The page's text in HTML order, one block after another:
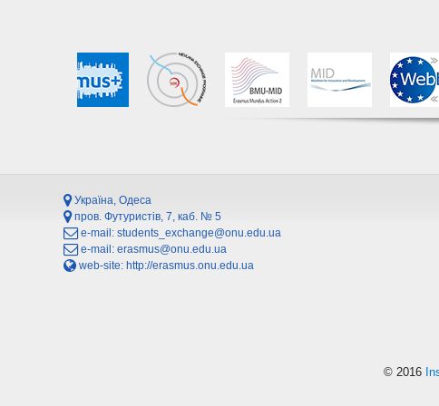
Україна, Одеса
пров. Футуристів, 7, каб. № 5
e-mail: students_exchange@onu.edu.ua
e-mail: erasmus@onu.edu.ua
web-site: http://erasmus.onu.edu.ua
© 2016